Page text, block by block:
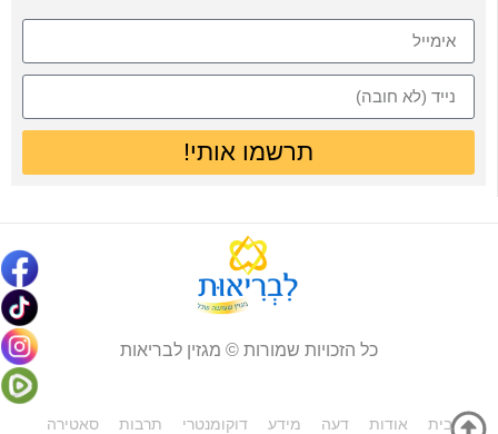
תרשמו אותי!
כל הזכויות שמורות © מגזין לבריאות
בית אודות דעה מידע דוקומנטרי תרבות סאטירה